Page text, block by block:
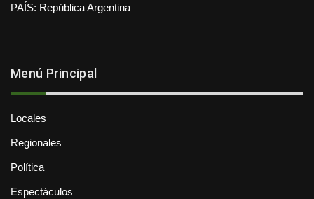
PAÍS: República Argentina
Menú Principal
Locales
Regionales
Política
Espectáculos